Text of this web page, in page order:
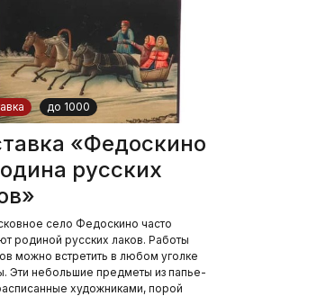
до 1000
«Федоскино
русских
село Федоскино часто
родиной русских лаков. Работы
можно встретить в любом уголке
Эти небольшие предметы из папье-
художниками, порой